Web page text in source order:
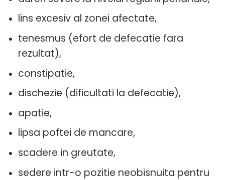
lins excesiv al zonei afectate,
tenesmus (efort de defecatie fara
rezultat),
constipatie,
dischezie (dificultati la defecatie),
apatie,
lipsa poftei de mancare,
scadere in greutate,
sedere intr-o pozitie neobisnuita pentru